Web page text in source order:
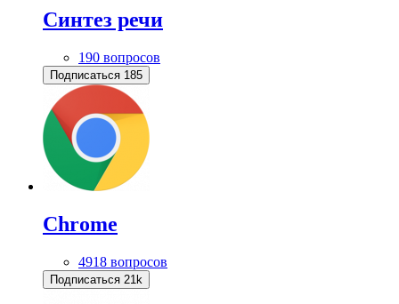
Синтез речи
190 вопросов
Подписаться 185
Chrome
4918 вопросов
Подписаться 21k